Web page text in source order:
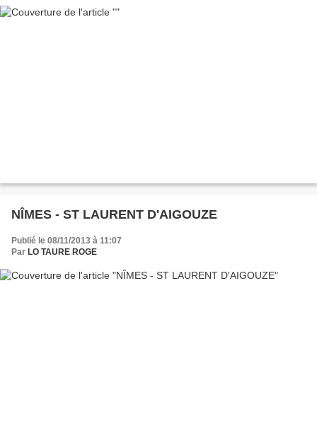
NÎMES - ST LAURENT D'AIGOUZE
Publié le 08/11/2013 à 11:07
Par LO TAURE ROGE